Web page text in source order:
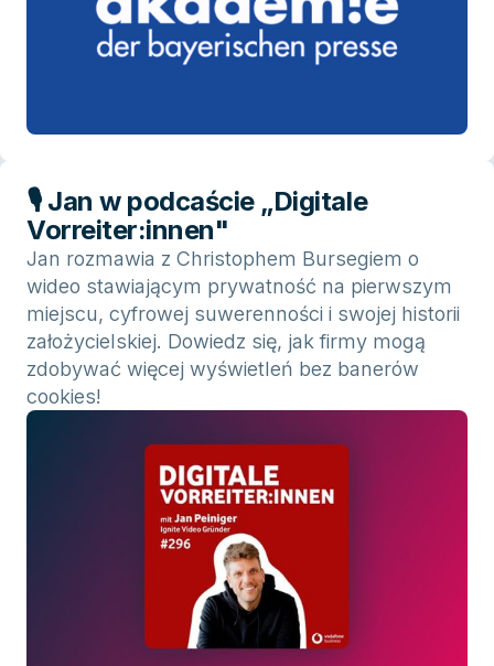
🎙 Jan w podcaście „Digitale
Vorreiter:innen"
Jan rozmawia z Christophem Bursegiem o
wideo stawiającym prywatność na pierwszym
miejscu, cyfrowej suwerenności i swojej historii
założycielskiej. Dowiedz się, jak firmy mogą
zdobywać więcej wyświetleń bez banerów
cookies!